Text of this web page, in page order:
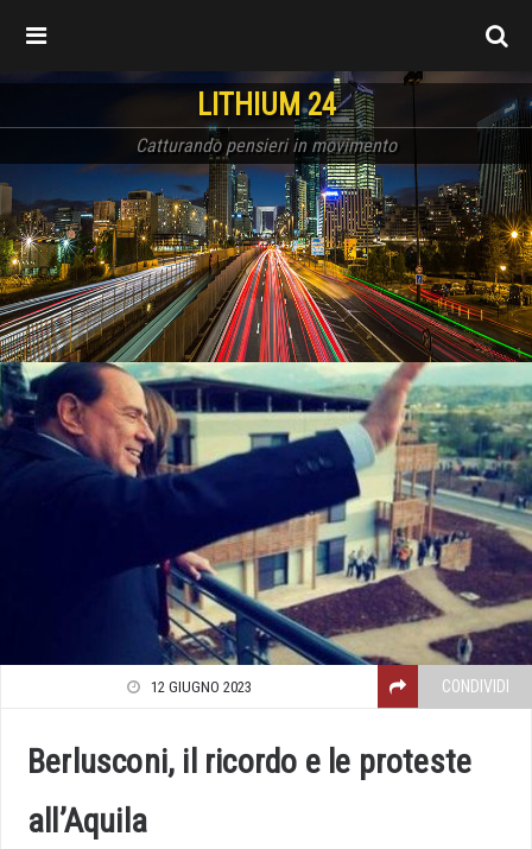
LITHIUM 24
Catturando pensieri in movimento
12 GIUGNO 2023 CONDIVIDI
Berlusconi, il ricordo e le proteste
all’Aquila